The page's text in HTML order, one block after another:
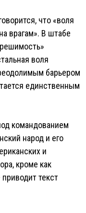
что «воля
врагам». В штабе
воля
барьером
единственным
командованием
народ и его
и
кроме как
текст